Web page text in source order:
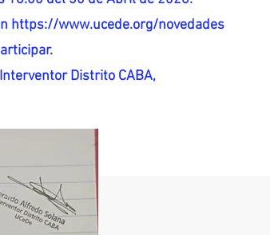
https://www.ucede.org/novedades
Distrito CABA,